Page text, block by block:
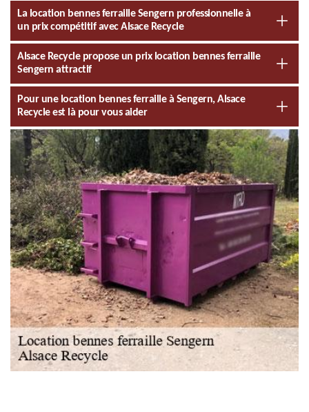
La location bennes ferraille Sengern professionnelle à
un prix compétitif avec Alsace Recycle
Alsace Recycle propose un prix location bennes ferraille
Sengern attractif
Pour une location bennes ferraille à Sengern, Alsace
Recycle est là pour vous aider